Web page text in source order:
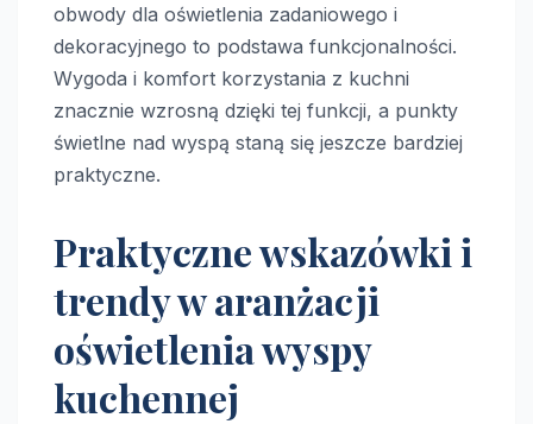
obwody dla oświetlenia zadaniowego i
dekoracyjnego to podstawa funkcjonalności.
Wygoda i komfort korzystania z kuchni
znacznie wzrosną dzięki tej funkcji, a punkty
świetlne nad wyspą staną się jeszcze bardziej
praktyczne.
Praktyczne wskazówki i
trendy w aranżacji
oświetlenia wyspy
kuchennej